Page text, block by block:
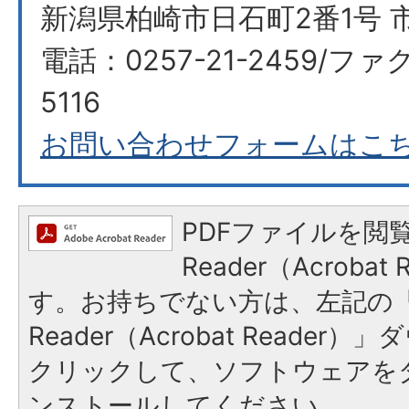
新潟県柏崎市日石町2番1号
電話：0257-21-2459/ファ
5116
お問い合わせフォームはこ
PDFファイルを閲
Reader（Acrobat
す。お持ちでない方は、左記の
Reader（Acrobat Reader）」
クリックして、ソフトウェア